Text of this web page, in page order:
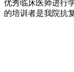
优秀临床医师进行
的培训者是我院抗